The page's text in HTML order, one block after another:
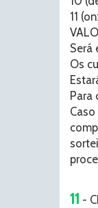
11
Será
Os
Para
11 -